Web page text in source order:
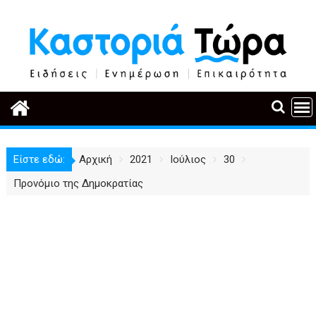
περιεχόμενο
Είστε εδώ: Αρχική 2021 Ιούλιος
30
Προνόμιο της Δημοκρατίας